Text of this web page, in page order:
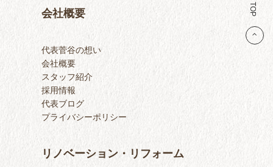
会社概要
代表菅谷の想い
会社概要
スタッフ紹介
採用情報
代表ブログ
プライバシーポリシー
リノベーション・リフォーム